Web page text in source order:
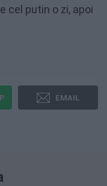
cel putin o zi, apoi
EMAIL